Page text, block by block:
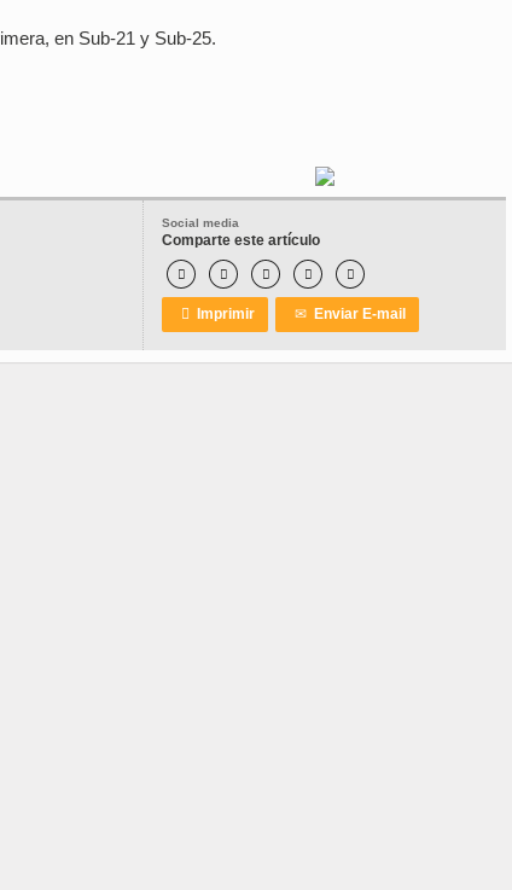
en Sub-21 y Sub-25.
Social media
Comparte este artículo
    
 Imprimir ✉ Enviar E-mail